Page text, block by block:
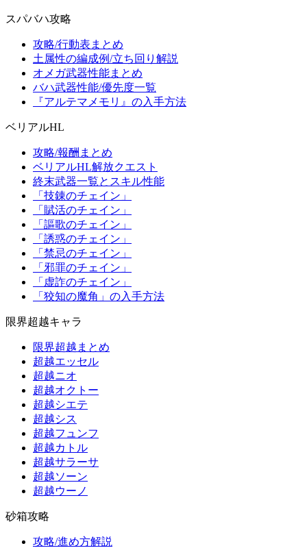
スパバハ攻略
攻略/行動表まとめ
土属性の編成例/立ち回り解説
オメガ武器性能まとめ
バハ武器性能/優先度一覧
『アルテマメモリ』の入手方法
ベリアルHL
攻略/報酬まとめ
ベリアルHL解放クエスト
終末武器一覧とスキル性能
「技錬のチェイン」
「賦活のチェイン」
「謳歌のチェイン」
「誘惑のチェイン」
「禁忌のチェイン」
「邪罪のチェイン」
「虚詐のチェイン」
「狡知の魔角」の入手方法
限界超越キャラ
限界超越まとめ
超越エッセル
超越ニオ
超越オクトー
超越シエテ
超越シス
超越フュンフ
超越カトル
超越サラーサ
超越ソーン
超越ウーノ
砂箱攻略
攻略/進め方解説